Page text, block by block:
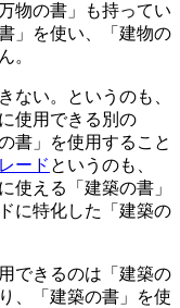
物の書」も持ってい
」を使い、「建物の
。
ない。というのも、
使用できる別の
書」を使用すること
ード というのも、
使える「建築の書」
に特化した「建築の
できるのは「建築の
、「建築の書」を使